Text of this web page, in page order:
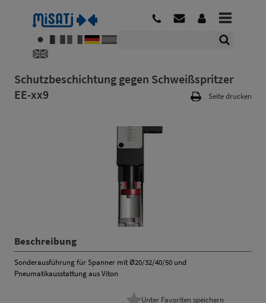
Schutzbeschichtung gegen Schweißspritzer
EE-xx9
Seite drucken
Beschreibung
Sonderausführung für Spanner mit Ø20/32/40/50 und
Pneumatikausstattung aus Viton
Unter Favoriten speichern